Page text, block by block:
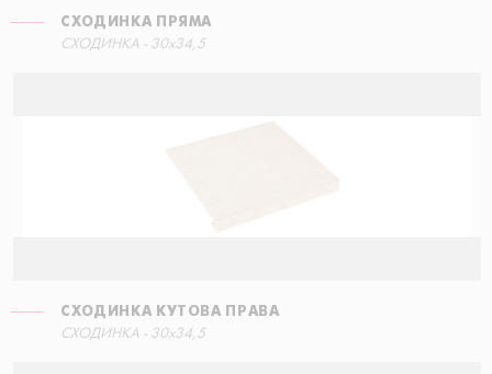
СХОДИНКА ПРЯМА
СХОДИНКА - 30x34,5
СХОДИНКА КУТОВА ПРАВА
СХОДИНКА - 30x34,5
СХОДИНКА КУТОВА ПРАВА
60x34,5